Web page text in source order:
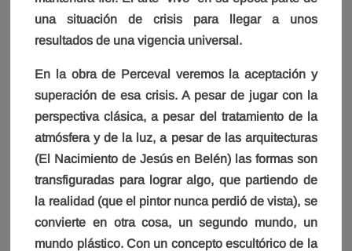
una situación de crisis para llegar a unos
resultados de una vigencia universal.
En la obra de Perceval veremos la aceptación y
superación de esa crisis. A pesar de jugar con la
perspectiva clásica, a pesar del tratamiento de la
atmósfera y de la luz, a pesar de las arquitecturas
(El Nacimiento de Jesús en Belén) las formas son
transfiguradas para lograr algo, que partiendo de
la realidad (que el pintor nunca perdió de vista), se
convierte en otra cosa, un segundo mundo, un
mundo plástico. Con un concepto escultórico de la